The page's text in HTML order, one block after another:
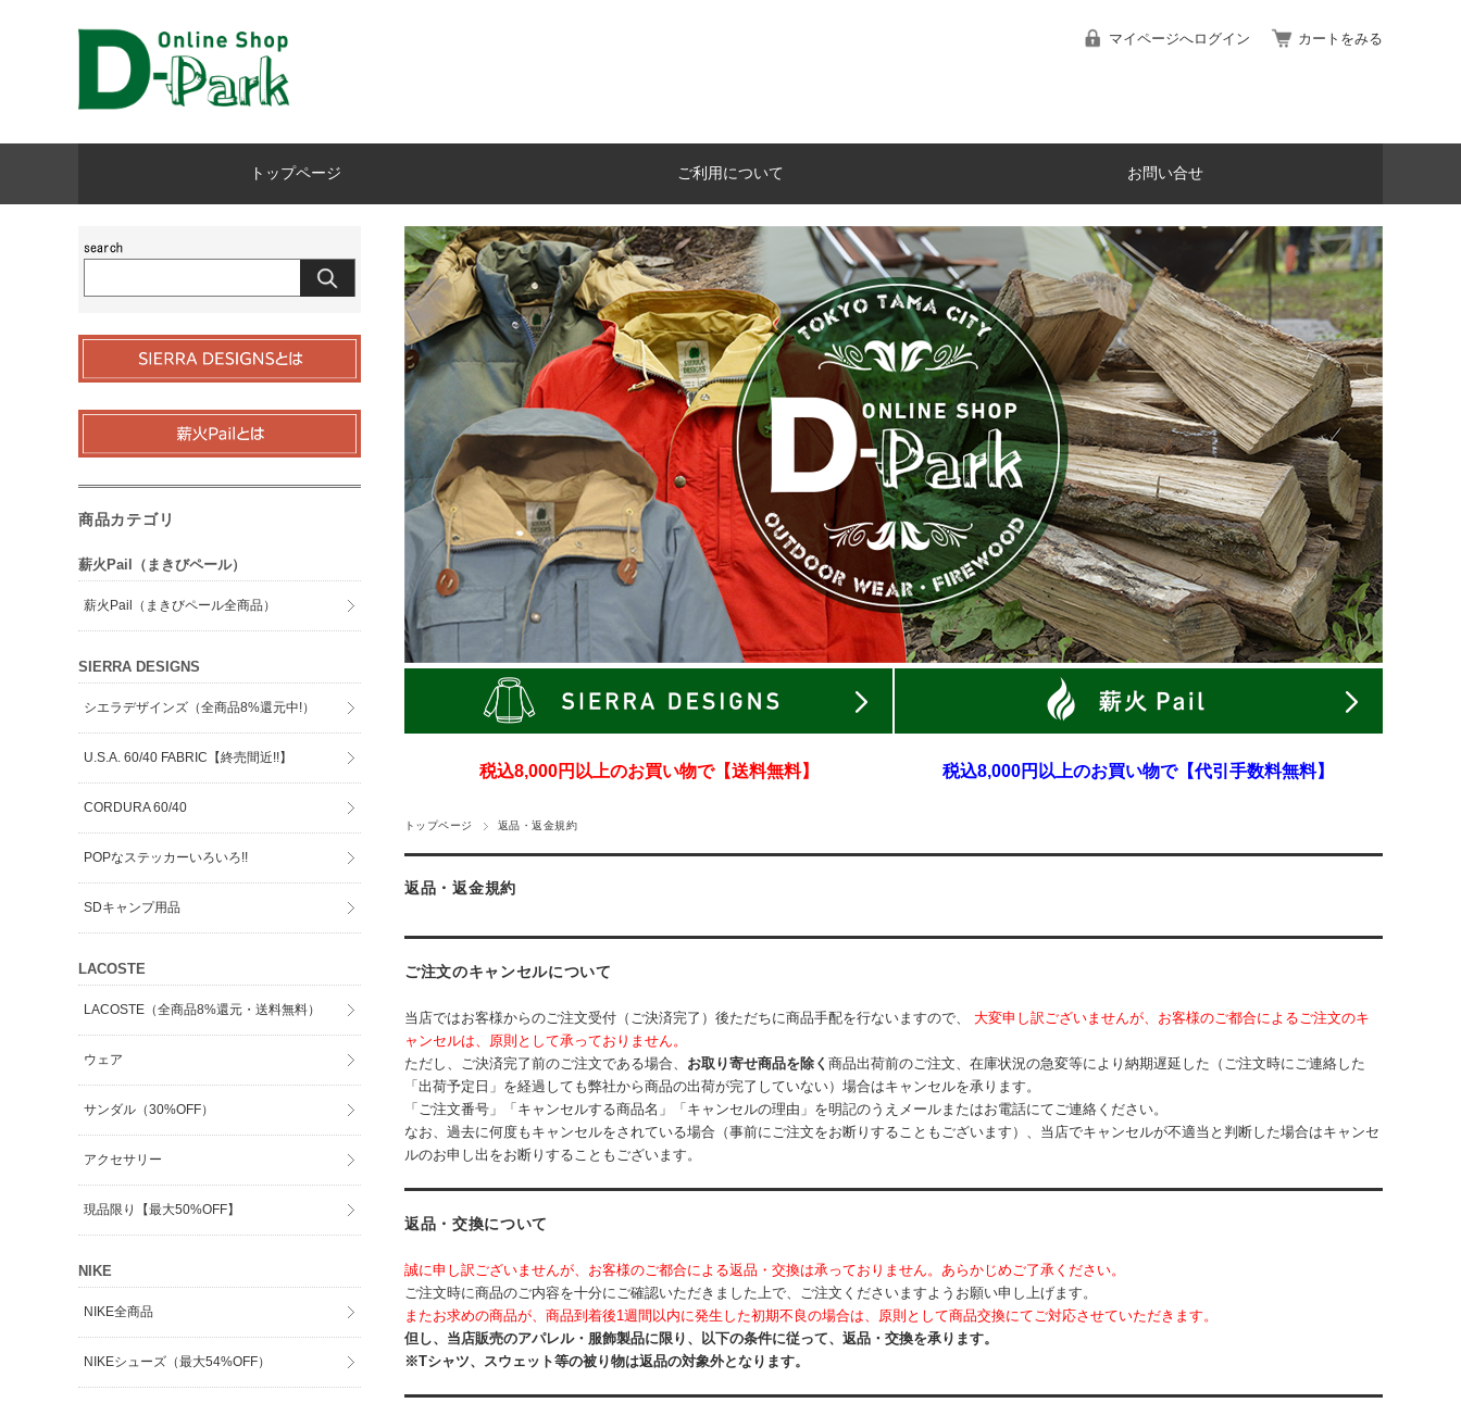
マイページへログイン カートをみる
トップページ ご利用について お問い合せ
税込8,000円以上のお買い物で【送料無料】 税込8,000円以上のお買い物で【代引手数料無料】
トップページ 返品・返金規約
返品・返金規約
ご注文のキャンセルについて
当店ではお客様からのご注文受付（ご決済完了）後ただちに商品手配を行ないますので、 大変申し訳ございませんが、お客様のご都合によるご注文のキ
ャンセルは、原則として承っておりません。
ただし、ご決済完了前のご注文である場合、 お取り寄せ商品を除く 商品出荷前のご注文、在庫状況の急変等により納期遅延した（ご注文時にご連絡した
「出荷予定日」を経過しても弊社から商品の出荷が完了していない）場合はキャンセルを承ります。
「ご注文番号」「キャンセルする商品名」「キャンセルの理由」を明記のうえメールまたはお電話にてご連絡ください。
なお、過去に何度もキャンセルをされている場合（事前にご注文をお断りすることもございます）、当店でキャンセルが不適当と判断した場合はキャンセ
ルのお申し出をお断りすることもございます。
返品・交換について
誠に申し訳ございませんが、お客様のご都合による返品・交換は承っておりません。あらかじめご了承ください。
ご注文時に商品のご内容を十分にご確認いただきました上で、ご注文くださいますようお願い申し上げます。
またお求めの商品が、商品到着後1週間以内に発生した初期不良の場合は、原則として商品交換にてご対応させていただきます。
但し、当店販売のアパレル・服飾製品に限り、以下の条件に従って、返品・交換を承ります。
※Tシャツ、スウェット等の被り物は返品の対象外となります。
商品カテゴリ
薪火Pail（まきびペール）
薪火Pail（まきびペール全商品）
SIERRA DESIGNS
シエラデザインズ（全商品8%還元中!）
U.S.A. 60/40 FABRIC【終売間近!!】
CORDURA 60/40
POPなステッカーいろいろ!!
SDキャンプ用品
LACOSTE
LACOSTE（全商品8%還元・送料無料）
ウェア
サンダル（30%OFF）
アクセサリー
現品限り【最大50%OFF】
NIKE
NIKE全商品
NIKEシューズ（最大54%OFF）